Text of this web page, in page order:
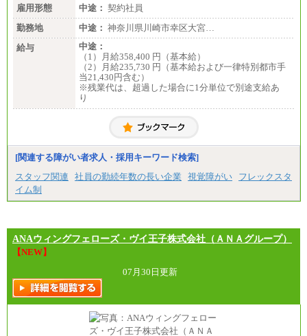
雇用形態
中途： 契約社員
勤務地
中途： 神奈川県川崎市幸区大宮…
給与
中途：
（1）月給358,400 円（基本給）
（2）月給235,730 円（基本給および一律特別都市手
当21,430円含む）
※残業代は、超過した場合に1分単位で別途支給あ
り
[関連する障がい者求人・採用キーワード検索]
スタッフ関連
社員の勤続年数の長い企業 視覚障がい
フレックスタ
イム制
ANAウィングフェローズ・ヴイ王子株式会社（ＡＮＡグループ）
【NEW】
07月30日更新